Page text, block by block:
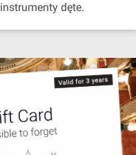
dęte.